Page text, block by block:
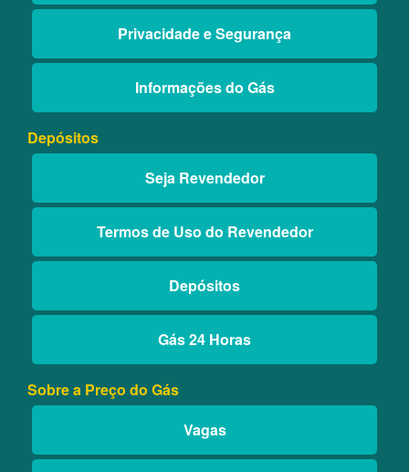
Privacidade e Segurança
Informações do Gás
Depósitos
Seja Revendedor
Termos de Uso do Revendedor
Depósitos
Gás 24 Horas
Sobre a Preço do Gás
Vagas